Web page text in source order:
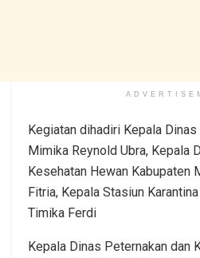
Kegiatan dihadiri Kepala
Mimika Reynold Ubra, Kepala
Kesehatan Hewan Kabupaten
Fitria, Kepala Stasiun
Timika Ferdi
Kepala Dinas Peternakan dan